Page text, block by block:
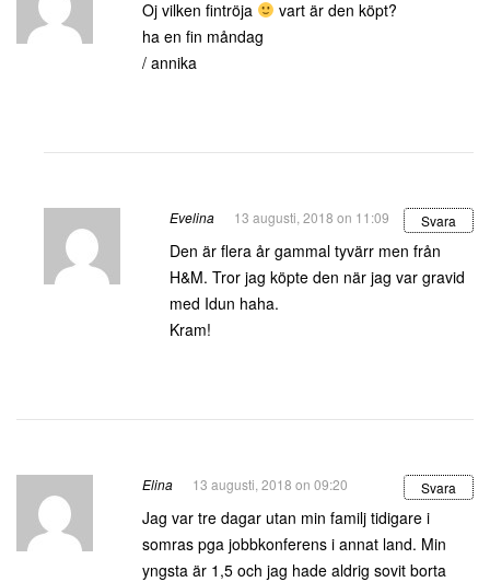
Oj vilken fintröja
vart är den köpt?
ha en fin måndag
/ annika
Evelina 13 augusti, 2018 on 11:09 Svara
Den är flera år gammal tyvärr men från
H&M. Tror jag köpte den när jag var gravid
med Idun haha.
Kram!
Elina 13 augusti, 2018 on 09:20 Svara
Jag var tre dagar utan min familj tidigare i
somras pga jobbkonferens i annat land. Min
yngsta är 1,5 och jag hade aldrig sovit borta